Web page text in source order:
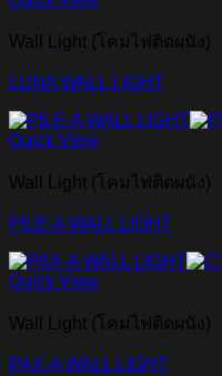
Wall Light (โคมไฟติดผนัง)
LUNA WALL LIGHT
Quick View
Wall Light (โคมไฟติดผนัง)
PILE-A WALL LIGHT
Quick View
Wall Light (โคมไฟติดผนัง)
PAX-A WALL LIGHT